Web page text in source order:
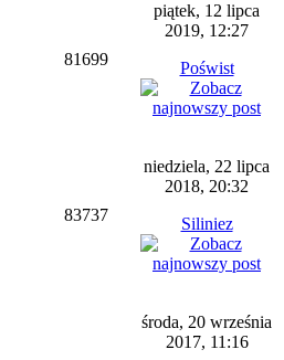
81699
piątek, 12 lipca
2019, 12:27
Poświst
83737
niedziela, 22 lipca
2018, 20:32
Siliniez
środa, 20 września
2017, 11:16